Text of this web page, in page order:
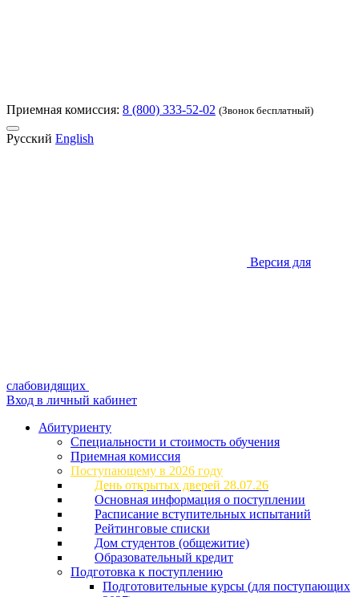
Приемная комиссия: 8 (800) 333-52-02 (Звонок бесплатный)
Русский English
Версия для
слабовидящих
Вход в личный кабинет
Абитуриенту
Специальности и стоимость обучения
Приемная комиссия
Поступающему в 2026 году
День открытых дверей 28.07.26
Основная информация о поступлении
Расписание вступительных испытаний
Рейтинговые списки
Дом студентов (общежитие)
Образовательный кредит
Подготовка к поступлению
Подготовительные курсы (для поступающих